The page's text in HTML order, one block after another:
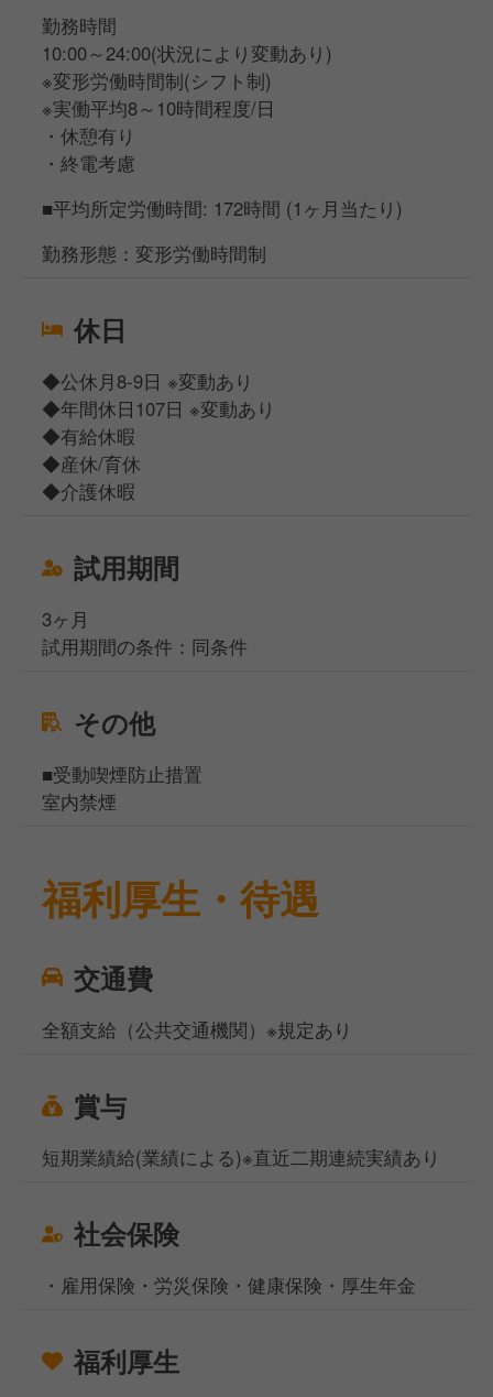
勤務時間
10:00～24:00(状況により変動あり)
※変形労働時間制(シフト制)
※実働平均8～10時間程度/日
・休憩有り
・終電考慮
■平均所定労働時間: 172時間 (1ヶ月当たり)
勤務形態：変形労働時間制
休日
◆公休月8-9日 ※変動あり
◆年間休日107日 ※変動あり
◆有給休暇
◆産休/育休
◆介護休暇
試用期間
3ヶ月
試用期間の条件：同条件
その他
■受動喫煙防止措置
室内禁煙
福利厚生・待遇
交通費
全額支給（公共交通機関）※規定あり
賞与
短期業績給(業績による)※直近二期連続実績あり
社会保険
・雇用保険・労災保険・健康保険・厚生年金
福利厚生